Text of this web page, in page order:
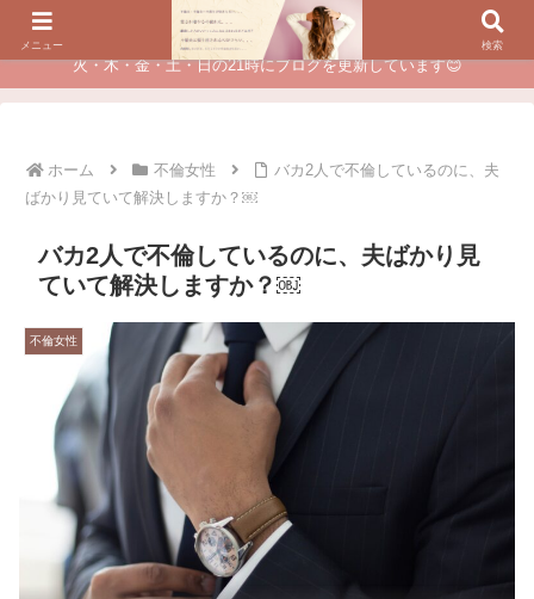
夫に不倫されたつらい経験が、あなたのチャンスに変わるカウンセリング
火・木・金・土・日の21時にブログを更新しています😊
ホーム 不倫女性
バカ2人で不倫しているのに、夫
ばかり見ていて解決しますか？￼
バカ2人で不倫しているのに、夫ばかり見
ていて解決しますか？￼
不倫女性
メニュー 検索